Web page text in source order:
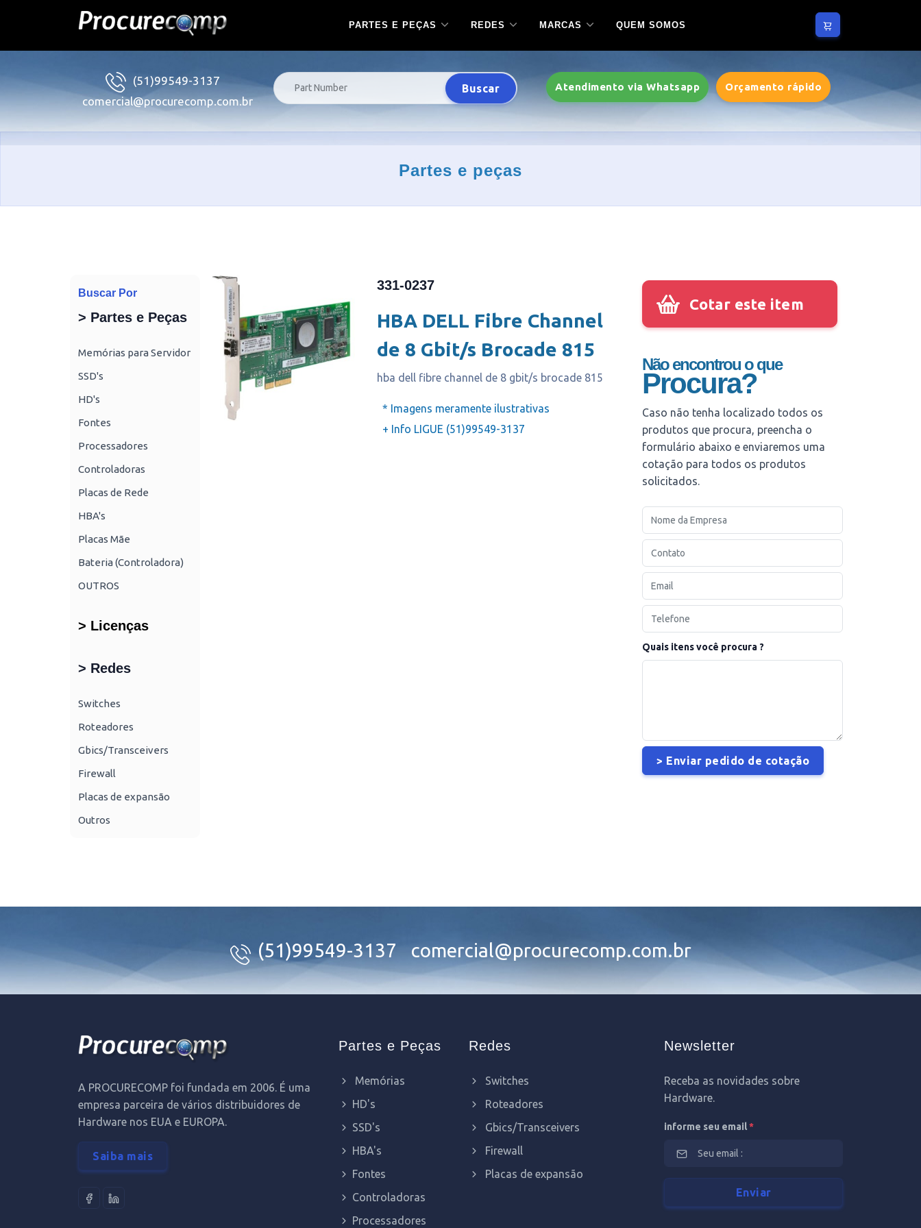
PARTES E PEÇAS REDES MARCAS QUEM SOMOS
(51)99549-3137
comercial@procurecomp.com.br
Buscar Atendimento via Whatsapp Orçamento rápido
Partes e peças
Buscar Por
> Partes e Peças
Memórias para Servidor
SSD's
HD's
Fontes
Processadores
Controladoras
Placas de Rede
HBA's
Placas Mãe
Bateria (Controladora)
OUTROS
> Licenças
> Redes
Switches
Roteadores
Gbics/Transceivers
Firewall
Placas de expansão
Outros
331-0237
HBA DELL Fibre Channel
de 8 Gbit/s Brocade 815
hba dell fibre channel de 8 gbit/s brocade 815
* Imagens meramente ilustrativas
+ Info LIGUE (51)99549-3137
Cotar este item
Não encontrou o que
Procura?
Caso não tenha localizado todos os
produtos que procura, preencha o
formulário abaixo e enviaremos uma
cotação para todos os produtos
solicitados.
Quais itens você procura ?
(51)99549-3137 comercial@procurecomp.com.br
A PROCURECOMP foi fundada em 2006. É uma
empresa parceira de vários distribuidores de
Hardware nos EUA e EUROPA.
Saiba mais
Partes e Peças
Memórias
HD's
SSD's
HBA's
Fontes
Controladoras
Processadores
Redes
Switches
Roteadores
Gbics/Transceivers
Firewall
Placas de expansão
Newsletter
Receba as novidades sobre
Hardware.
informe seu email*